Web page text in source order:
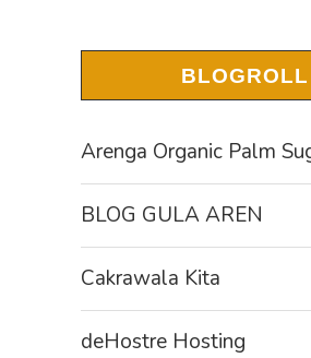
BLOGROLL
Arenga Organic Palm
BLOG GULA AREN
Cakrawala Kita
deHostre Hosting